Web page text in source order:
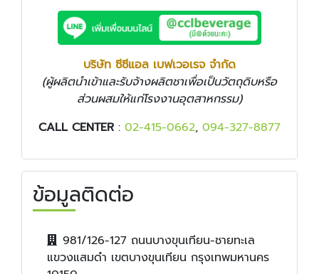
บริษัท ซีซีแอล เบฟเวอเรจ จำกัด
(ผู้ผลิตนำเข้าและรับจ้างผลิตชาเพื่อเป็นวัตถุดิบหรือ
ส่วนผสมให้แก่โรงงานอุตสาหกรรม)
CALL CENTER : 02-415-0662, 094-327-8877
ข้อมูลติดต่อ
981/126-127 ถนนบางขุนเทียน-ชายทะเล
แขวงแสมดำ เขตบางขุนเทียน กรุงเทพมหานคร